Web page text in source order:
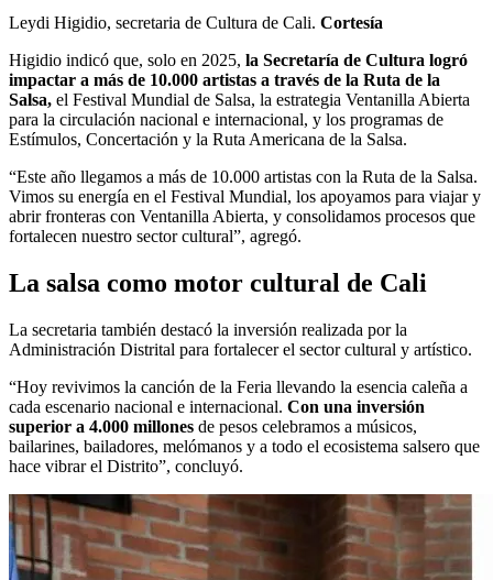
Leydi Higidio, secretaria de Cultura de Cali. Cortesía
Higidio indicó que, solo en 2025, la Secretaría de Cultura logró
impactar a más de 10.000 artistas a través de la Ruta de la
Salsa, el Festival Mundial de Salsa, la estrategia Ventanilla Abierta
para la circulación nacional e internacional, y los programas de
Estímulos, Concertación y la Ruta Americana de la Salsa.
“Este año llegamos a más de 10.000 artistas con la Ruta de la Salsa.
Vimos su energía en el Festival Mundial, los apoyamos para viajar y
abrir fronteras con Ventanilla Abierta, y consolidamos procesos que
fortalecen nuestro sector cultural”, agregó.
La salsa como motor cultural de Cali
La secretaria también destacó la inversión realizada por la
Administración Distrital para fortalecer el sector cultural y artístico.
“Hoy revivimos la canción de la Feria llevando la esencia caleña a
cada escenario nacional e internacional. Con una inversión
superior a 4.000 millones de pesos celebramos a músicos,
bailarines, bailadores, melómanos y a todo el ecosistema salsero que
hace vibrar el Distrito”, concluyó.